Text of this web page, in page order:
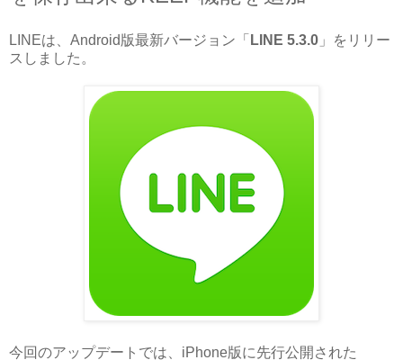
LINEは、Android版最新バージョン「 LINE 5.3.0 」をリリー
スしました。
今回のアップデートでは、iPhone版に先行公開された